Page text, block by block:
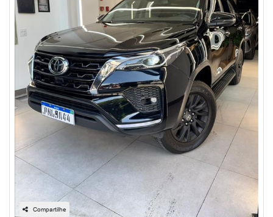
Compartilhe